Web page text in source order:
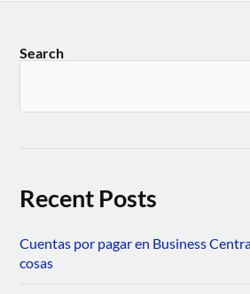
Search
Recent Posts
Cuentas por pagar en Business
cosas